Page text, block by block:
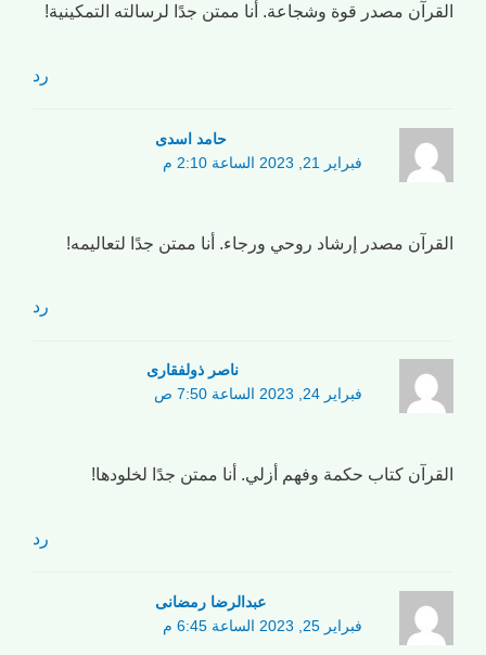
القرآن مصدر قوة وشجاعة. أنا ممتن جدًا لرسالته التمكينية!
رد
حامد اسدی
فبراير 21, 2023 الساعة 2:10 م
القرآن مصدر إرشاد روحي ورجاء. أنا ممتن جدًا لتعاليمه!
رد
ناصر ذولفقاری
فبراير 24, 2023 الساعة 7:50 ص
القرآن كتاب حكمة وفهم أزلي. أنا ممتن جدًا لخلودها!
رد
عبدالرضا رمضانی
فبراير 25, 2023 الساعة 6:45 م